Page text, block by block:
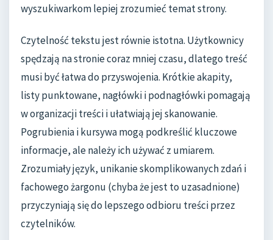
wyszukiwarkom lepiej zrozumieć temat strony.
Czytelność tekstu jest równie istotna. Użytkownicy
spędzają na stronie coraz mniej czasu, dlatego treść
musi być łatwa do przyswojenia. Krótkie akapity,
listy punktowane, nagłówki i podnagłówki pomagają
w organizacji treści i ułatwiają jej skanowanie.
Pogrubienia i kursywa mogą podkreślić kluczowe
informacje, ale należy ich używać z umiarem.
Zrozumiały język, unikanie skomplikowanych zdań i
fachowego żargonu (chyba że jest to uzasadnione)
przyczyniają się do lepszego odbioru treści przez
czytelników.